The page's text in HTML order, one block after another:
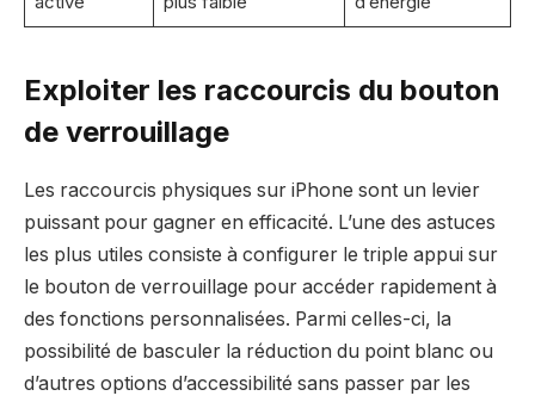
Exploiter les raccourcis du bouton
de verrouillage
Les raccourcis physiques sur iPhone sont un levier
puissant pour gagner en efficacité. L’une des astuces
les plus utiles consiste à configurer le triple appui sur
le bouton de verrouillage pour accéder rapidement à
des fonctions personnalisées. Parmi celles-ci, la
possibilité de basculer la réduction du point blanc ou
d’autres options d’accessibilité sans passer par les